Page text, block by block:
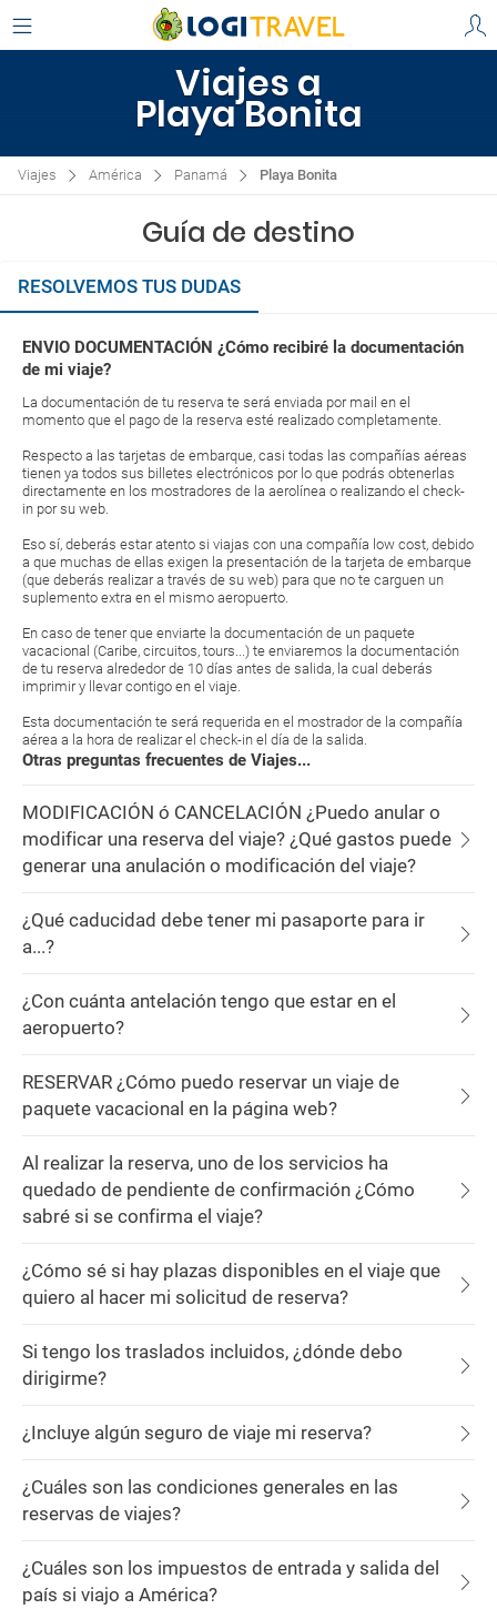
Viajes a
Playa Bonita
Viajes América Panamá Playa Bonita
Guía de destino
RESOLVEMOS TUS DUDAS
ENVIO DOCUMENTACIÓN ¿Cómo recibiré la documentación
de mi viaje?
La documentación de tu reserva te será enviada por mail en el
momento que el pago de la reserva esté realizado completamente.
Respecto a las tarjetas de embarque, casi todas las compañías aéreas
tienen ya todos sus billetes electrónicos por lo que podrás obtenerlas
directamente en los mostradores de la aerolínea o realizando el check-
in por su web.
Eso sí, deberás estar atento si viajas con una compañía low cost, debido
a que muchas de ellas exigen la presentación de la tarjeta de embarque
(que deberás realizar a través de su web) para que no te carguen un
suplemento extra en el mismo aeropuerto.
En caso de tener que enviarte la documentación de un paquete
vacacional (Caribe, circuitos, tours...) te enviaremos la documentación
de tu reserva alrededor de 10 días antes de salida, la cual deberás
imprimir y llevar contigo en el viaje.
Esta documentación te será requerida en el mostrador de la compañía
aérea a la hora de realizar el check-in el día de la salida.
Otras preguntas frecuentes de Viajes...
MODIFICACIÓN ó CANCELACIÓN ¿Puedo anular o
modificar una reserva del viaje? ¿Qué gastos puede
generar una anulación o modificación del viaje?
¿Qué caducidad debe tener mi pasaporte para ir
a...?
¿Con cuánta antelación tengo que estar en el
aeropuerto?
RESERVAR ¿Cómo puedo reservar un viaje de
paquete vacacional en la página web?
Al realizar la reserva, uno de los servicios ha
quedado de pendiente de confirmación ¿Cómo
sabré si se confirma el viaje?
¿Cómo sé si hay plazas disponibles en el viaje que
quiero al hacer mi solicitud de reserva?
Si tengo los traslados incluidos, ¿dónde debo
dirigirme?
¿Incluye algún seguro de viaje mi reserva?
¿Cuáles son las condiciones generales en las
reservas de viajes?
¿Cuáles son los impuestos de entrada y salida del
país si viajo a América?